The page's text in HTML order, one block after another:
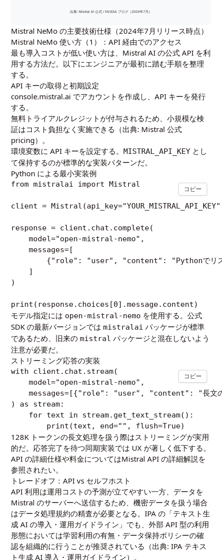
出典: Mistral AI 公式 / NVIDIA ブログ（2024年7月）
Mistral NeMo の主要技術仕様（2024年7月リリース時点）
Mistral NeMo 使い方（1）：API 経由でのアクセス
最も導入コストが低い使い方は、Mistral AI の公式 API を利
用する方法だ。以下にエンジニアが最初に踏む手順を整理
する。
API キーの取得と初期設定
console.mistral.ai でアカウントを作成し、API キーを発行
する。
無料トライアルクレジットが付与されるため、小規模な検
証はコスト負担なく実施できる（出典: Mistral 公式
pricing）。
環境変数に API キーを設定する。MISTRAL_API_KEY とし
て保持するのが標準的な実装パターンだ。
Python による最小実装例
from mistralai import Mistral
client =
response = client.chat.complete(
    model="open-mistral-nemo",
    messages=[
{"role": "user", "content": "Pythonでリス
    ]
)
コピー
モデル指定には open-mistral-nemo を使用する。公式
SDK の最新バージョンではmistralai パッケージが標準
であるため、旧来のmistral パッケージと混在しないよう
注意が必要だ。
ストリーミング応答の実装
with client.chat.stream(
    model="open-mistral-nemo",
messages=[{"role": "user", "content": "長文の
) as stream:
    for text in stream.get_text_stream():
コピー
128K トークンの長文処理を扱う際はストリーミングが実用
的だ。応答完了を待つ同期実装では UX が著しく低下する。
API の詳細仕様や料金についてはMistral API の詳細解説を
参照されたい。
トレードオフ：API vs セルフホスト
API 利用は運用コストの予測が立てやすい一方、データを
Mistral のサーバーへ送信するため、機密データを扱う場合
はデータ処理規約の精査が必要となる。IPA の「テキスト生
成 AI の導入・運用ガイドライン」でも、外部 API 型の利用
形態においては学習利用の有無・データ保持ポリシーの確
認を組織的に行うことが推奨されている（出典:IPA テキス
ト生成 AI 導入・運用ガイドライン）。